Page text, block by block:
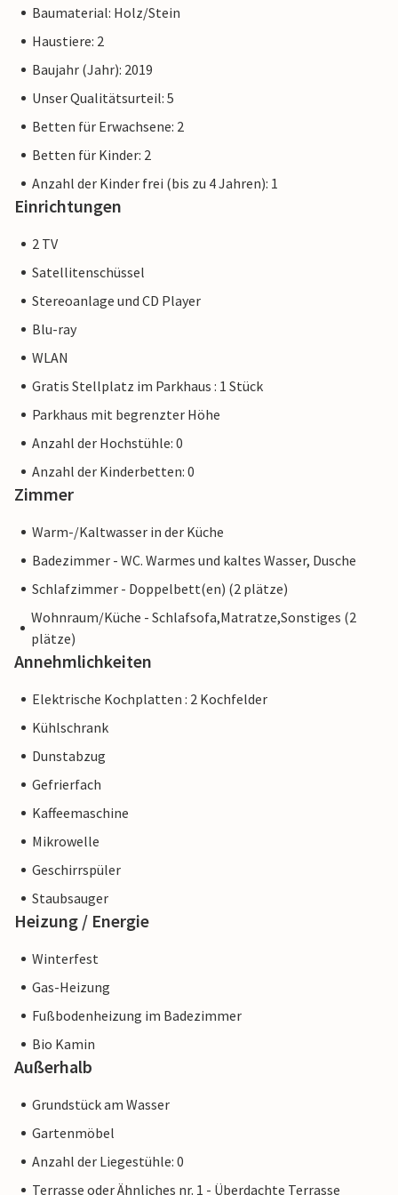
Ostsee-Ausstellung) und das Museumsschiff Passat für die
Der Priwall ist eine ca. drei Kilometer lange Halbinsel
zwischen Ostsee und Trave im Osten Schleswig-Holsteins
Bademöglichkeiten, Wassersport und Abenteuer direkt vor
der Tür Ihres Feriendomizils.
Bei den Wohnungsbildern handelt es sich um
Wohnbeispiele. Die Einrichtung ist vergleichbar, aber nicht
identisch. Die Ausstattung der Wohnung kann variieren.
Baumaterial: Holz/Stein
Haustiere: 2
Baujahr (Jahr): 2019
Unser Qualitätsurteil: 5
Betten für Erwachsene: 2
Betten für Kinder: 2
Anzahl der Kinder frei (bis zu 4 Jahren): 1
Einrichtungen
2 TV
Satellitenschüssel
Stereoanlage und CD Player
Blu-ray
WLAN
Gratis Stellplatz im Parkhaus : 1 Stück
Parkhaus mit begrenzter Höhe
Anzahl der Hochstühle: 0
Anzahl der Kinderbetten: 0
Zimmer
Warm-/Kaltwasser in der Küche
Badezimmer - WC. Warmes und kaltes Wasser, Dusche
Schlafzimmer - Doppelbett(en) (2 plätze)
Wohnraum/Küche - Schlafsofa,Matratze,Sonstiges (2
plätze)
Annehmlichkeiten
Elektrische Kochplatten : 2 Kochfelder
Kühlschrank
Dunstabzug
Gefrierfach
Kaffeemaschine
Mikrowelle
Geschirrspüler
Staubsauger
Heizung / Energie
Winterfest
Gas-Heizung
Fußbodenheizung im Badezimmer
Bio Kamin
Außerhalb
Grundstück am Wasser
Gartenmöbel
Anzahl der Liegestühle: 0
Terrasse oder Ähnliches nr. 1 - Überdachte Terrasse